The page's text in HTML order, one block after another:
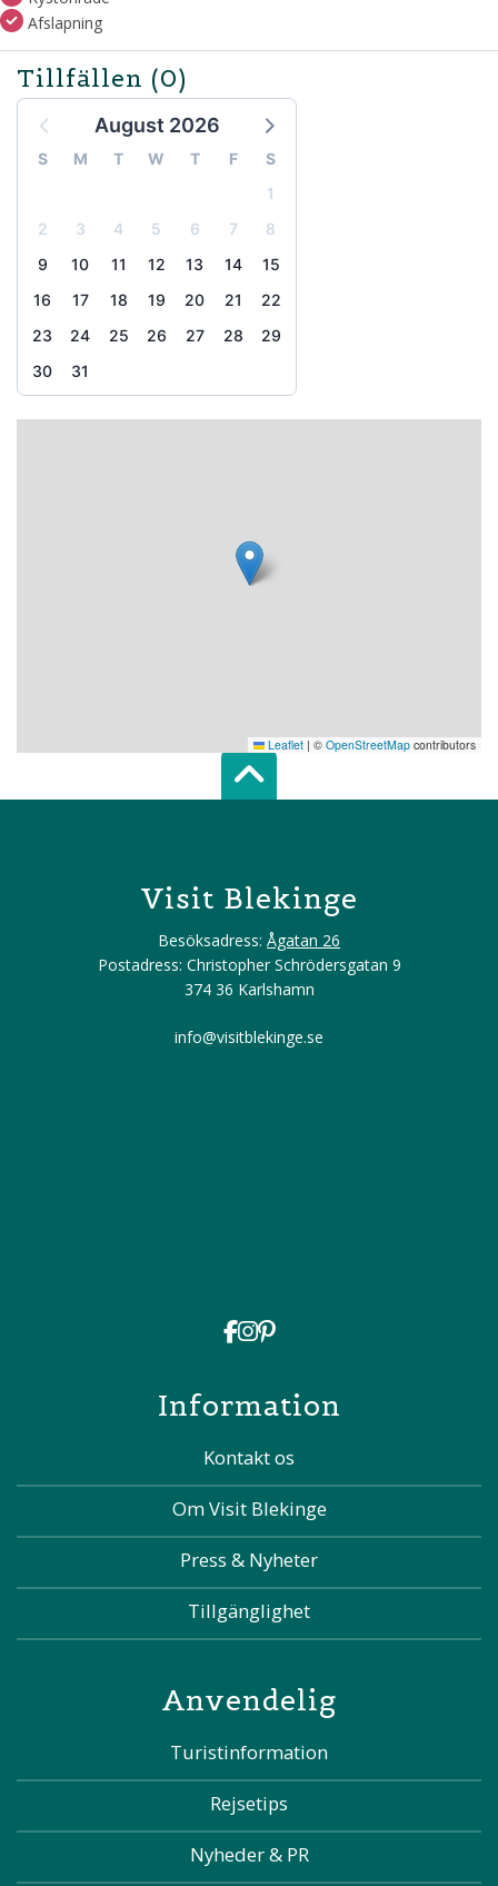
Afslapning
Tillfällen (0)
August 2026
S M T W T F
S
1
2
3 4 5 6 7
8
9
10 11 12 13 14
15
16
17 18 19 20 21
22
23
24 25 26 27 28
29
30
31
Leaflet | © OpenStreetMap contributors
Scroll top of
Visit Blekinge
Besöksadress: Ågatan 26
Postadress: Christopher Schrödersgatan 9
374 36 Karlshamn
info@visitblekinge.se
Information
Kontakt os
Om Visit Blekinge
Press & Nyheter
Tillgänglighet
Anvendelig
Turistinformation
Rejsetips
Nyheder & PR